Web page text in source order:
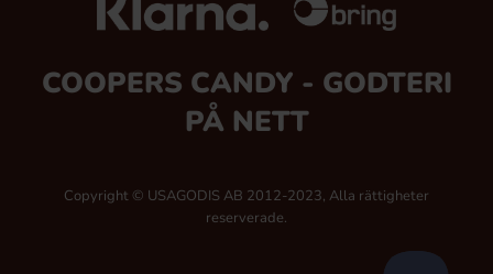
COOPERS CANDY - GODTERI
PÅ NETT
Copyright © USAGODIS AB 2012-2023, Alla rättigheter
reserverade.